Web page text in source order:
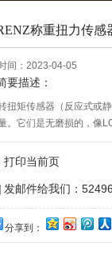
称重扭力传感
间：2023-04-05
要描述：
扭矩传感器（反应式或
。它们是无磨损的，像
打印当前页
发邮件给我们：
分享到：